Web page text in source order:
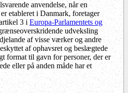
anvendelse, når en
etableret i Danmark, foretager
3 i Europa-Parlamentets og
udveksling
af visse værker og andre
af ophavsret og beslægtede
format til gavn for personer, der er
eller på anden måde har et